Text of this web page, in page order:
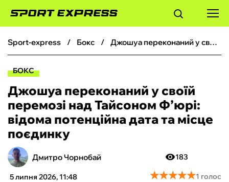
ФУТБОЛ
БОКС
ХОКЕЙ
ТЕНІС
sport-express бокс Джошуа переконаний у своїй перемозі над Тайсоном Ф’юрі: відома потенційна дата та місце поєдинку
БОКС
Джошуа переконаний у своїй
перемозі над Тайсоном Ф’юрі:
відома потенційна дата та місце
поєдинку
Дмитро Чорнобай
5 липня 2026, 11:48
183
★★★★★
★★★★★1 голос